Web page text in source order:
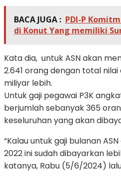
BACA JUGA : PDI-P
di Konut Yang memiliki
Kata dia, untuk ASN akan
2.641 orang dengan total nilai
miliyar lebih.
Untuk gaji pegawai P3K
berjumlah sebanyak 365
keseluruhan yang akan
“Kalau untuk gaji bulanan
2022 ini sudah dibayarkan
katanya, Rabu (5/6/2024)